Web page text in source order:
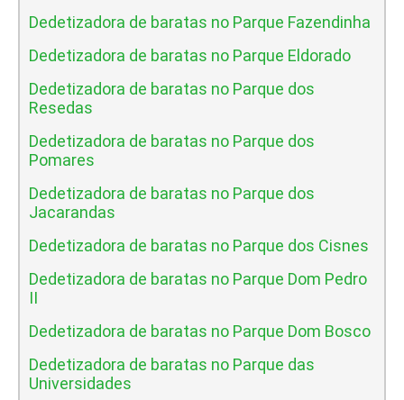
Dedetizadora de baratas no Parque Fazendinha
Dedetizadora de baratas no Parque Eldorado
Dedetizadora de baratas no Parque dos
Resedas
Dedetizadora de baratas no Parque dos
Pomares
Dedetizadora de baratas no Parque dos
Jacarandas
Dedetizadora de baratas no Parque dos Cisnes
Dedetizadora de baratas no Parque Dom Pedro
II
Dedetizadora de baratas no Parque Dom Bosco
Dedetizadora de baratas no Parque das
Universidades